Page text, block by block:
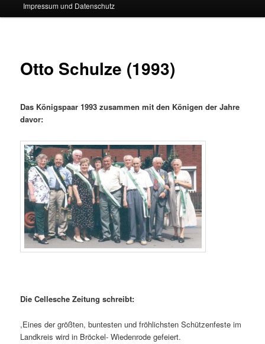
Impressum und Datenschutz
Otto Schulze (1993)
Das Königspaar 1993 zusammen mit den Königen der Jahre
davor:
Die Cellesche Zeitung schreibt:
,Eines der größten, buntesten und fröhlichsten Schützenfeste im
Landkreis wird in Bröckel- Wiedenrode gefeiert.